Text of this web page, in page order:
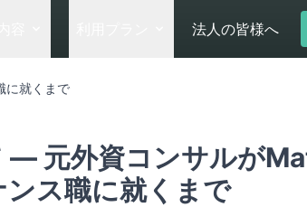
法人の皆様へ
に就くまで
— 元外資コンサルが
ス職に就くまで